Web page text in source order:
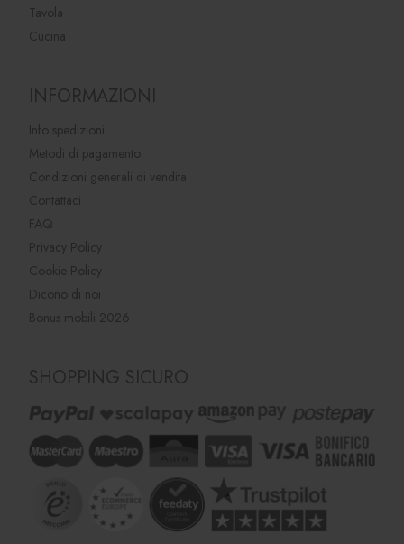
Tavola
Cucina
INFORMAZIONI
Info spedizioni
Metodi di pagamento
Condizioni generali di vendita
Contattaci
FAQ
Privacy Policy
Cookie Policy
Dicono di noi
Bonus mobili 2026
SHOPPING SICURO